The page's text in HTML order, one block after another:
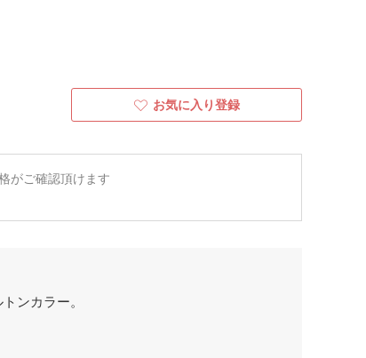
お気に入り登録
がご確認頂けます
ンカラー。